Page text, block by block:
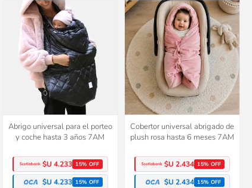
Abrigo universal para el porteo
y coche hasta 3 años 7AM
$U 4.233 15% OFF
$U 4.233 15% OFF
Cobertor universal abrigado de
plush rosa hasta 6 meses 7AM
$U 2.434 15% OFF
$U 2.434 15% OFF